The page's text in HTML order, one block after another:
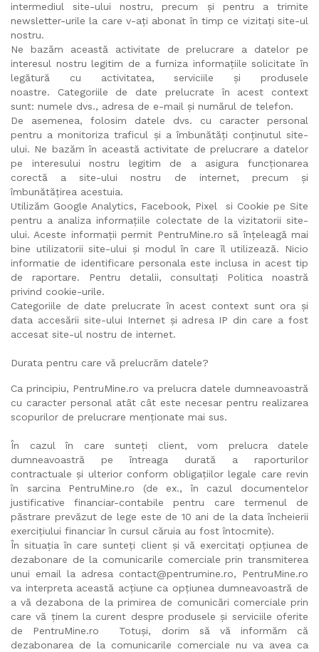
intermediul site-ului nostru, precum și pentru a trimite
newsletter-urile la care v-ați abonat în timp ce vizitați site-ul
nostru.
Ne bazăm această activitate de prelucrare a datelor pe
interesul nostru legitim de a furniza informațiile solicitate în
legătură cu activitatea, serviciile și produsele
noastre. Categoriile de date prelucrate în acest context
sunt: numele dvs., adresa de e-mail și numărul de telefon.
De asemenea, folosim datele dvs. cu caracter personal
pentru a monitoriza traficul și a îmbunătăți conținutul site-
ului. Ne bazăm în această activitate de prelucrare a datelor
pe interesului nostru legitim de a asigura funcționarea
corectă a site-ului nostru de internet, precum și
îmbunătățirea acestuia.
Utilizăm Google Analytics, Facebook, Pixel si Cookie pe Site
pentru a analiza informațiile colectate de la vizitatorii site-
ului. Aceste informații permit PentruMine.ro să înțeleagă mai
bine utilizatorii site-ului și modul în care îl utilizează. Nicio
informatie de identificare personala este inclusa in acest tip
de raportare. Pentru detalii, consultați Politica noastră
privind cookie-urile.
Categoriile de date prelucrate în acest context sunt ora și
data accesării site-ului Internet și adresa IP din care a fost
accesat site-ul nostru de internet.
Durata pentru care vă prelucrăm datele?
Ca principiu, PentruMine.ro va prelucra datele dumneavoastră
cu caracter personal atât cât este necesar pentru realizarea
scopurilor de prelucrare menționate mai sus.
În cazul în care sunteți client, vom prelucra datele
dumneavoastră pe întreaga durată a raporturilor
contractuale și ulterior conform obligaţiilor legale care revin
în sarcina PentruMine.ro (de ex., în cazul documentelor
justificative financiar-contabile pentru care termenul de
păstrare prevăzut de lege este de 10 ani de la data încheierii
exerciţiului financiar în cursul căruia au fost întocmite).
În situaţia în care sunteți client și vă exercitați opțiunea de
dezabonare de la comunicarile comerciale prin transmiterea
unui email la adresa contact@pentrumine.ro, PentruMine.ro
va interpreta această acțiune ca opțiunea dumneavoastră de
a vă dezabona de la primirea de comunicări comerciale prin
care vă ținem la curent despre produsele și serviciile oferite
de PentruMine.ro Totuși, dorim să vă informăm că
dezabonarea de la comunicarile comerciale nu va avea ca